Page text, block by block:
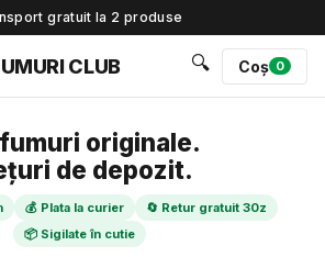
gratuit la 2 produse
CLUB 🔍 Coș 0
originale.
de depozit.
💰 Plata la curier
🔄 Retur gratuit 30z
📦 Sigilate în cutie